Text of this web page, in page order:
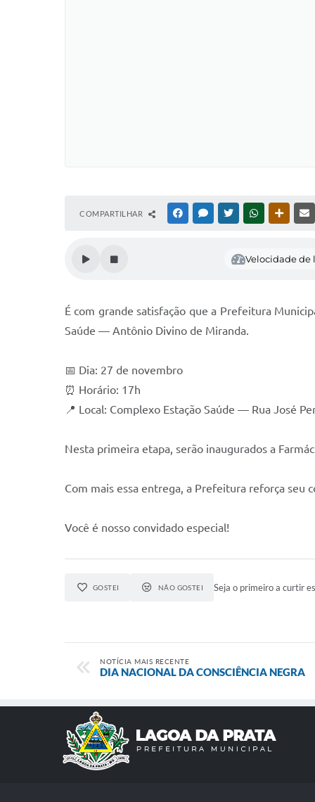
COMPARTILHAR FACEBOOKMESSENGER
TWITTERWHATSAPP
Velocidade de
É com grande satisfação que a Prefeitura
Saúde — Antônio Divino de Miranda.
📅 Dia: 27 de novembro
⏰ Horário: 17h
📍 Local: Complexo Estação Saúde — Rua José
Nesta primeira etapa, serão inaugurados a
Com mais essa entrega, a Prefeitura reforça seu
Você é nosso convidado especial!
GOSTEI NÃO GOSTEI Seja o primeiro a curtir
NOTÍCIA MAIS RECENTE
DIA NACIONAL DA CONSCIÊNCIA NEGRA